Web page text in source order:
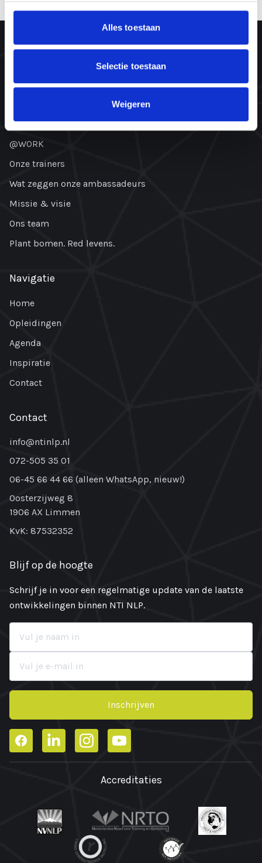
Alles toestaan
Selectie toestaan
Weigeren
Wat is een NLP opleiding?
@WORK
Onze trainers
Wat zeggen onze ambassadeurs
Missie & visie
Ons team
Plant bomen. Red levens.
Navigatie
Home
Opleidingen
Agenda
Inspiratie
Contact
Contact
info@ntinlp.nl
072-505 35 01
06-45 66 44 66 (alleen WhatsApp, nieuw!)
Oosterzijweg 8
1906 AX Limmen
KvK: 87532352
Blijf op de hoogte
Schrijf je in voor een regelmatige update van de laatste
ontwikkelingen binnen NTI NLP.
Inschrijven
FacebookLinkedInInstagramYouTube
Accreditaties